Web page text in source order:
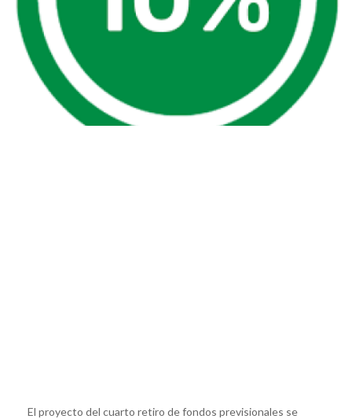
El proyecto del cuarto retiro de fondos previsionales se